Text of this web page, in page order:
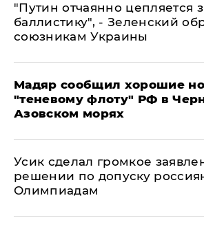
"Путин отчаянно цепляется
баллистику", - Зеленский
союзникам Украины
Мадяр сообщил хорошие
"теневому флоту" РФ в
Азовском морях
Усик сделал громкое
решении по допуску
Олимпиадам